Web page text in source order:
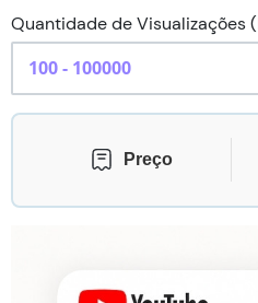
Quantidade de Visualizações
Preço